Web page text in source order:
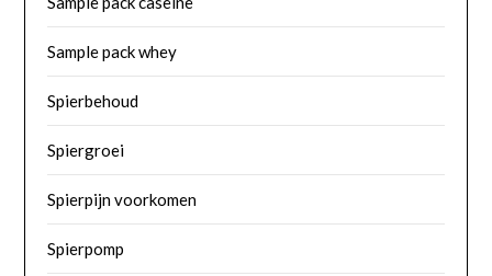
Sample pack whey
Spierbehoud
Spiergroei
Spierpijn voorkomen
Spierpomp